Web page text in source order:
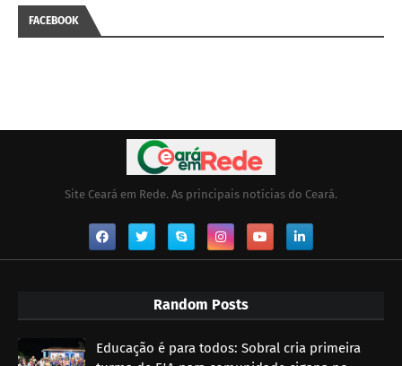
FACEBOOK
Site Ceará em Rede. As principais notícias do Ceará.
Random Posts
Educação é para todos: Sobral cria primeira